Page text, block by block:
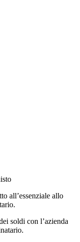
all’essenziale allo
soldi con l’azienda